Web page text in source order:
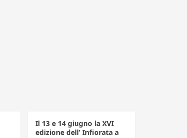
Il 13 e 14 giugno la XVI
edizione dell’ Infiorata a